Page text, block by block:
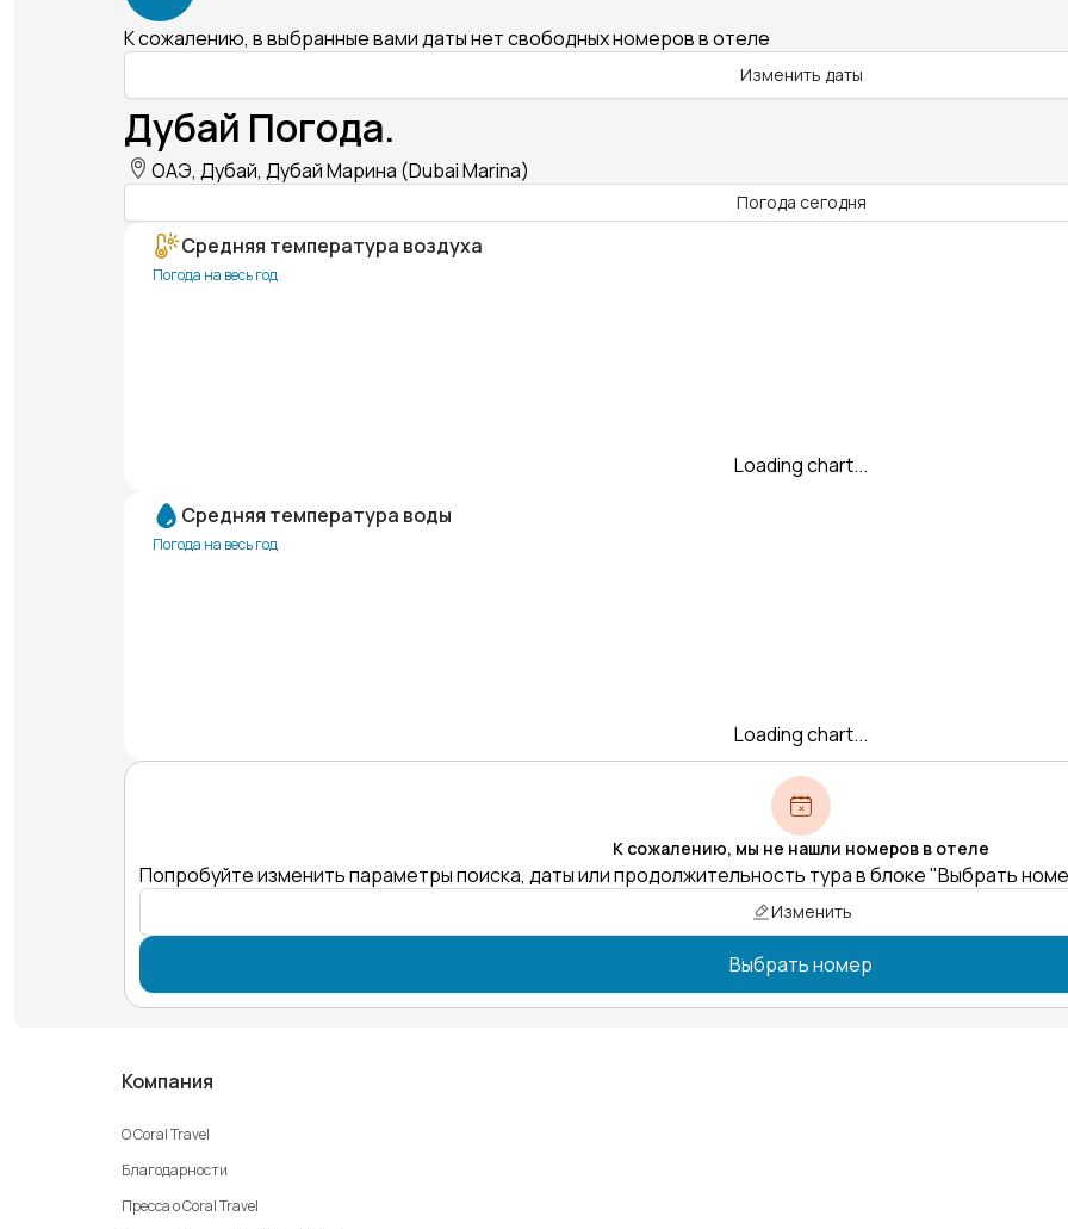
К сожалению, в выбранные вами даты нет свободных номеров в отеле
Изменить даты
Дубай Погода.
ОАЭ, Дубай, Дубай Марина (Dubai Marina)
Погода сегодня
Средняя температура воздуха
Погода на весь год
Loading chart...
Средняя температура воды
Погода на весь год
Loading chart...
К сожалению, мы не нашли номеров в отеле
Попробуйте изменить параметры поиска, даты или продолжительность тура в блоке "Выбрать
Изменить
Выбрать номер
Компания
О Coral Travel
Благодарности
Пресса о Coral Travel